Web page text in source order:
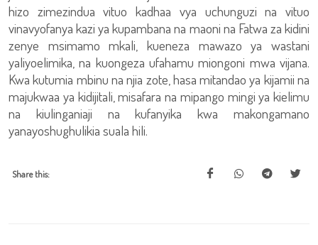
hizo zimezindua vituo kadhaa vya uchunguzi na vituo
vinavyofanya kazi ya kupambana na maoni na Fatwa za kidini
zenye msimamo mkali, kueneza mawazo ya wastani
yaliyoelimika, na kuongeza ufahamu miongoni mwa vijana.
Kwa kutumia mbinu na njia zote, hasa mitandao ya kijamii na
majukwaa ya kidijitali, misafara na mipango mingi ya kielimu
na kiulinganiaji na kufanyika kwa makongamano
yanayoshughulikia suala hili.
Share this: